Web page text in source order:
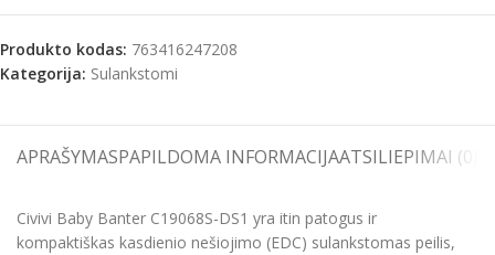
Produkto kodas: 763416247208
Kategorija: Sulankstomi
APRAŠYMASPAPILDOMA INFORMACIJAATSILIEPIMAI (0)
Civivi Baby Banter C19068S-DS1 yra itin patogus ir
kompaktiškas kasdienio nešiojimo (EDC) sulankstomas peilis,